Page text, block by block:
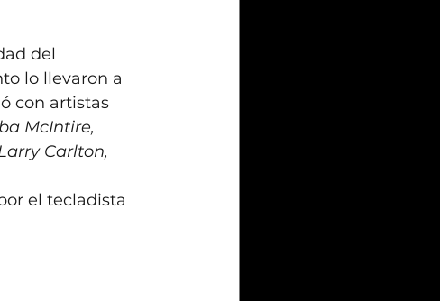
del
lo llevaron a
con artistas
McIntire,
Carlton,
el tecladista